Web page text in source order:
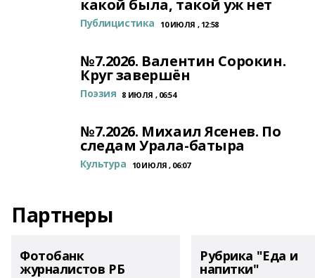
какой была, такой уж нет
Публицистика 10 ИЮЛЯ , 12:58
№7.2026. Валентин Сорокин.
Круг завершён
Поэзия 8 ИЮЛЯ , 06:54
№7.2026. Михаил Ясенев. По
следам Урала-батыра
Культура 10 ИЮЛЯ , 06:07
Партнеры
Фотобанк
журналистов РБ
Рубрика "Еда и
напитки"